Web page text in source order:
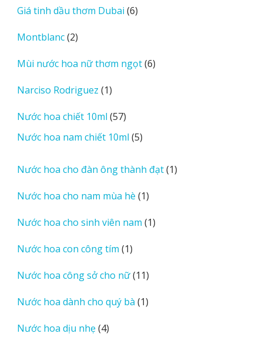
Giá tinh dầu thơm Dubai 66
Montblanc 22
phẩm
Mùi nước hoa nữ thơm ngọt 66
Narciso Rodriguez 11
phẩm
Nước hoa chiết 10ml 5757
sản
phẩm
Nước hoa nam chiết 10ml 55
phẩm
Nước hoa cho đàn ông thành đạt 11
Nước hoa cho nam mùa hè 11
phẩm
Nước hoa cho sinh viên nam 11
Nước hoa con công tím 11
phẩm
Nước hoa công sở cho nữ 1111
phẩm
Nước hoa dành cho quý bà 11
Nước hoa dịu nhẹ 44